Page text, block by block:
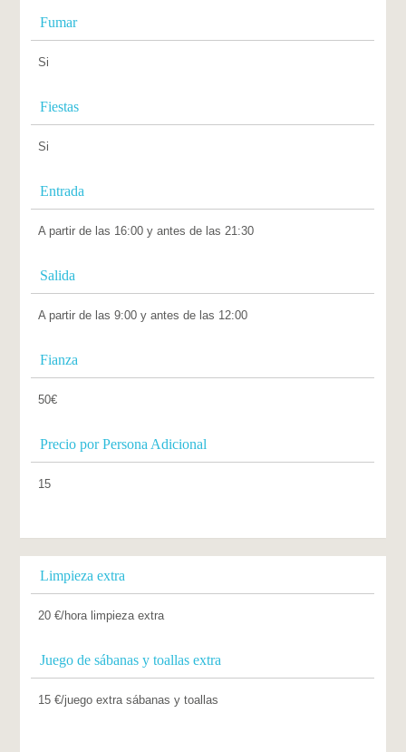
Fumar
Si
Fiestas
Si
Entrada
A partir de las 16:00 y antes de las 21:30
Salida
A partir de las 9:00 y antes de las 12:00
Fianza
50€
Precio por Persona Adicional
15
Limpieza extra
20 €/hora limpieza extra
Juego de sábanas y toallas extra
15 €/juego extra sábanas y toallas